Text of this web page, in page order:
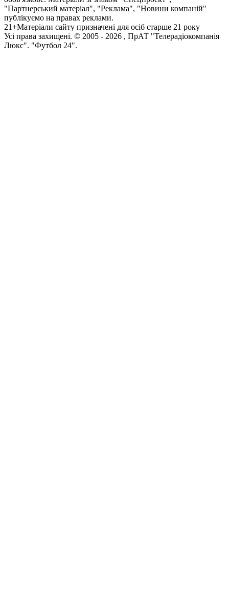
"Партнерський матеріал", "Реклама", "Новини компаній"
публікуємо на правах реклами.
21+Матеріали сайту призначені для осіб старше 21 року
Усi права захищенi. © 2005 - 2026 , ПрАТ "Телерадіокомпанія
Люкс". "Футбол 24".